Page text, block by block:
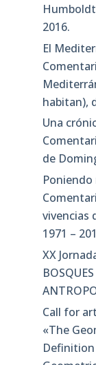
2016.
El
habitan),
Una
de
Poniendo
vivencias
1971 –
XX
Call for
«The